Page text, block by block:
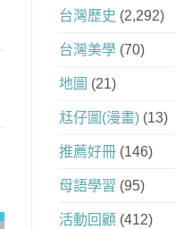
台灣歷史 (2,292)
台灣美學(70)
地圖 (21)
尪仔圖(漫畫)(13)
推薦好冊(146)
母語學習 (95)
活動回顧 (412)